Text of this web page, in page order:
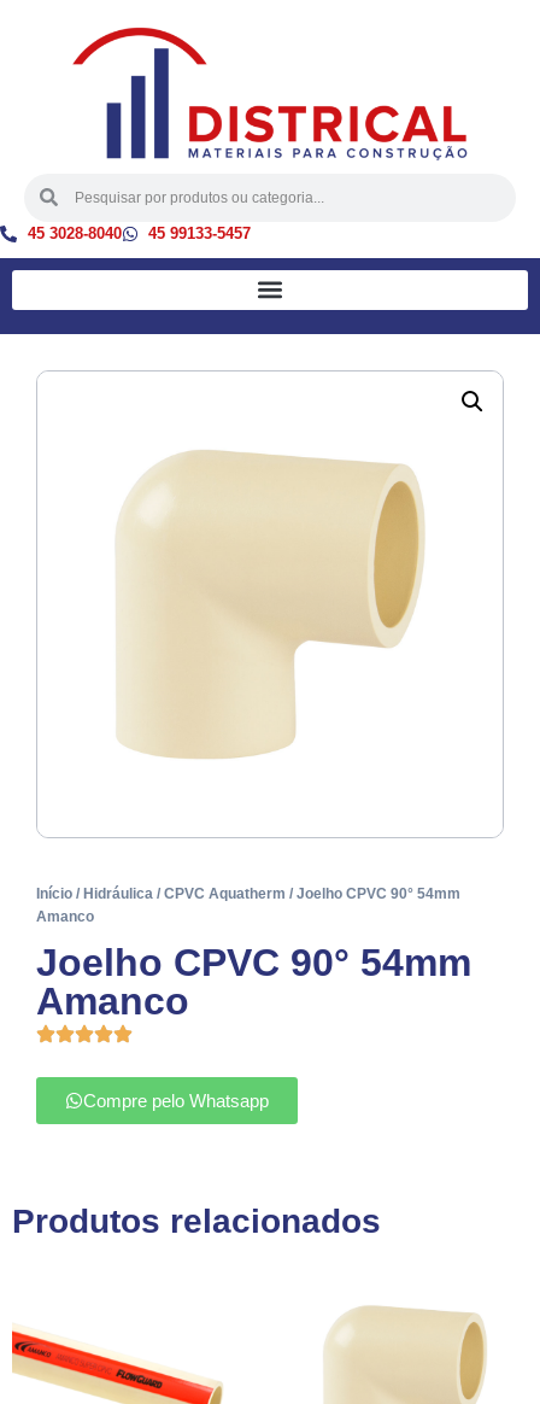
45 3028-8040 45 99133-5457
Início / Hidráulica / CPVC Aquatherm / Joelho CPVC 90° 54mm
Amanco
Joelho CPVC 90° 54mm
Amanco
Compre pelo Whatsapp
Produtos relacionados